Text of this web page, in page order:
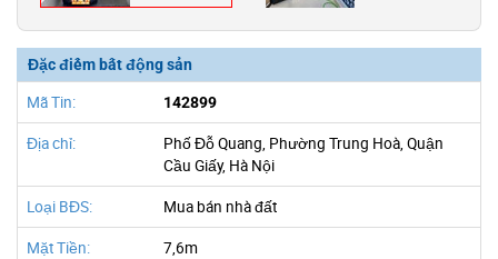
Đặc điểm bất động sản
Mã Tin: 142899
Địa chỉ:
Phố Đỗ Quang, Phường Trung Hoà, Quận
Cầu Giấy, Hà Nội
Loại BĐS: Mua bán nhà đất
Mặt Tiền: 7,6m